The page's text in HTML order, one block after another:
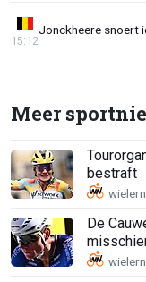
Jonckheere snoert
15:12
Meer
bestraft
De